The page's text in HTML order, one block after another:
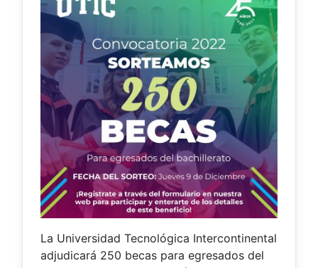
La Universidad Tecnológica Intercontinental
adjudicará 250 becas para egresados del